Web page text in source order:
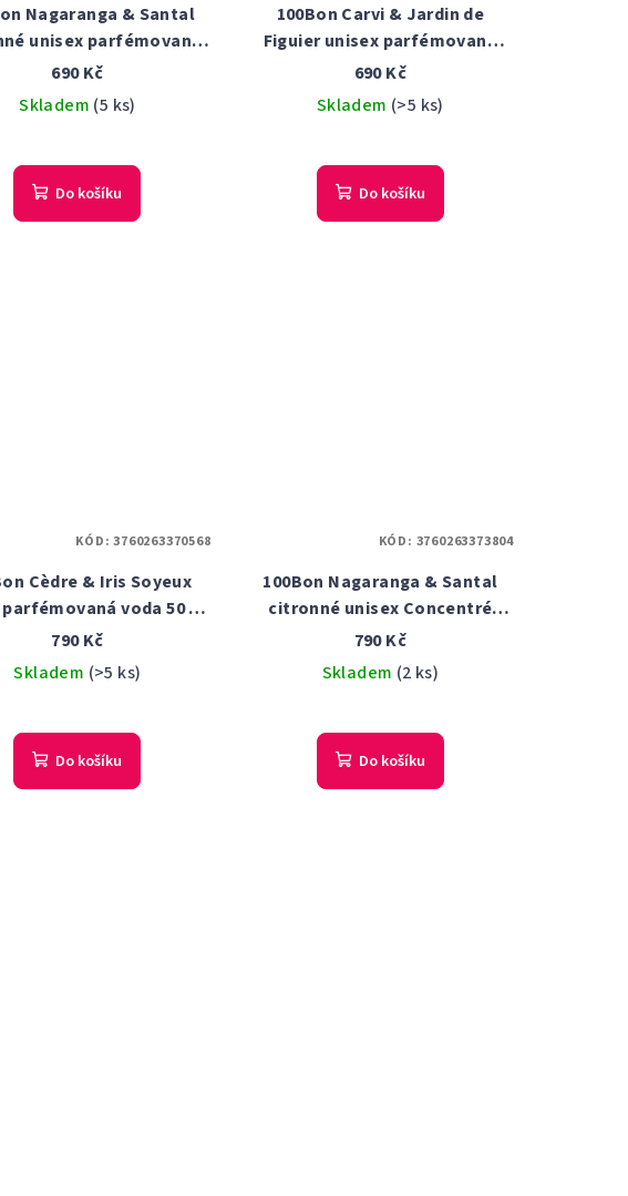
Nagaranga & Santal
unisex parfémovaná
voda 50 ml Tester
690 Kč
Skladem (5 ks)
Do košíku
100Bon Carvi & Jardin de
Figuier unisex parfémovaná
voda 50 ml Tester
690 Kč
Skladem (>5 ks)
Do košíku
Cèdre & Iris Soyeux
voda 50 ml
Tester
790 Kč
Skladem (>5 ks)
Do košíku
KÓD:3760263370568
100Bon Nagaranga & Santal
citronné unisex Concentré
parfémovaná voda 50 ml
Tester
790 Kč
Skladem (2 ks)
Do košíku
KÓD: 3760263373804